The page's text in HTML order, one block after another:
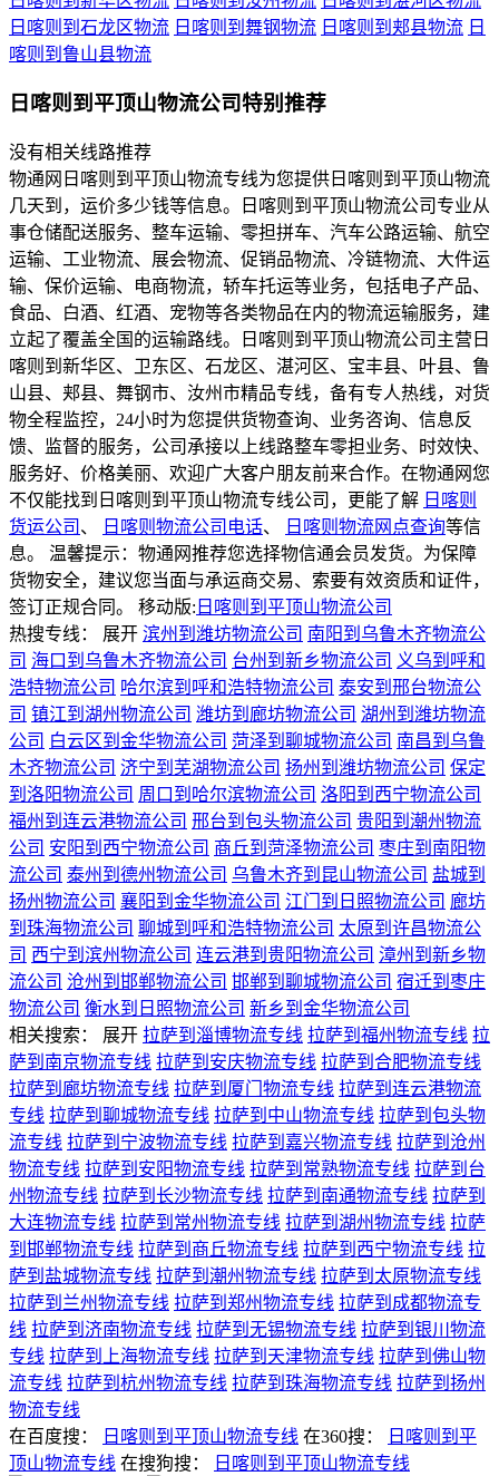
日喀则到石龙区物流 日喀则到舞钢物流 日喀则到郏县物流 日
喀则到鲁山县物流
日喀则到平顶山物流公司特别推荐
没有相关线路推荐
物通网日喀则到平顶山物流专线为您提供日喀则到平顶山物流
几天到，运价多少钱等信息。日喀则到平顶山物流公司专业从
事仓储配送服务、整车运输、零担拼车、汽车公路运输、航空
运输、工业物流、展会物流、促销品物流、冷链物流、大件运
输、保价运输、电商物流，轿车托运等业务，包括电子产品、
食品、白酒、红酒、宠物等各类物品在内的物流运输服务，建
立起了覆盖全国的运输路线。日喀则到平顶山物流公司主营日
喀则到新华区、卫东区、石龙区、湛河区、宝丰县、叶县、鲁
山县、郏县、舞钢市、汝州市精品专线，备有专人热线，对货
物全程监控，24小时为您提供货物查询、业务咨询、信息反
馈、监督的服务，公司承接以上线路整车零担业务、时效快、
服务好、价格美丽、欢迎广大客户朋友前来合作。在物通网您
不仅能找到日喀则到平顶山物流专线公司，更能了解 日喀则
货运公司 、 日喀则物流公司电话、 日喀则物流网点查询等信
息。 温馨提示：物通网推荐您选择物信通会员发货。为保障
货物安全，建议您当面与承运商交易、索要有效资质和证件，
签订正规合同。 移动版: 日喀则到平顶山物流公司
热搜专线： 展开 滨州到潍坊物流公司 南阳到乌鲁木齐物流公
司 海口到乌鲁木齐物流公司 台州到新乡物流公司 义乌到呼和
浩特物流公司 哈尔滨到呼和浩特物流公司 泰安到邢台物流公
司 镇江到湖州物流公司 潍坊到廊坊物流公司 湖州到潍坊物流
公司 白云区到金华物流公司 菏泽到聊城物流公司 南昌到乌鲁
木齐物流公司 济宁到芜湖物流公司 扬州到潍坊物流公司 保定
到洛阳物流公司 周口到哈尔滨物流公司 洛阳到西宁物流公司
福州到连云港物流公司 邢台到包头物流公司 贵阳到潮州物流
公司 安阳到西宁物流公司 商丘到菏泽物流公司 枣庄到南阳物
流公司 泰州到德州物流公司 乌鲁木齐到昆山物流公司 盐城到
扬州物流公司 襄阳到金华物流公司 江门到日照物流公司 廊坊
到珠海物流公司 聊城到呼和浩特物流公司 太原到许昌物流公
司 西宁到滨州物流公司 连云港到贵阳物流公司 漳州到新乡物
流公司 沧州到邯郸物流公司 邯郸到聊城物流公司 宿迁到枣庄
物流公司 衡水到日照物流公司 新乡到金华物流公司
相关搜索： 展开 拉萨到淄博物流专线 拉萨到福州物流专线 拉
萨到南京物流专线 拉萨到安庆物流专线 拉萨到合肥物流专线
拉萨到廊坊物流专线 拉萨到厦门物流专线 拉萨到连云港物流
专线 拉萨到聊城物流专线 拉萨到中山物流专线 拉萨到包头物
流专线 拉萨到宁波物流专线 拉萨到嘉兴物流专线 拉萨到沧州
物流专线 拉萨到安阳物流专线 拉萨到常熟物流专线 拉萨到台
州物流专线 拉萨到长沙物流专线 拉萨到南通物流专线 拉萨到
大连物流专线 拉萨到常州物流专线 拉萨到湖州物流专线 拉萨
到邯郸物流专线 拉萨到商丘物流专线 拉萨到西宁物流专线 拉
萨到盐城物流专线 拉萨到潮州物流专线 拉萨到太原物流专线
拉萨到兰州物流专线 拉萨到郑州物流专线 拉萨到成都物流专
线 拉萨到济南物流专线 拉萨到无锡物流专线 拉萨到银川物流
专线 拉萨到上海物流专线 拉萨到天津物流专线 拉萨到佛山物
流专线 拉萨到杭州物流专线 拉萨到珠海物流专线 拉萨到扬州
物流专线
在百度搜：
日喀则到平顶山物流专线 在360搜：
日喀则到平
顶山物流专线 在搜狗搜： 日喀则到平顶山物流专线